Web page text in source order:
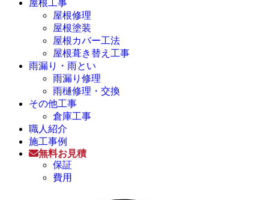
屋根工事
屋根修理
屋根塗装
屋根カバー工法
屋根葺き替え工事
雨漏り・雨とい
雨漏り修理
雨樋修理・交換
その他工事
倉庫工事
職人紹介
施工事例
無料お見積
保証
費用